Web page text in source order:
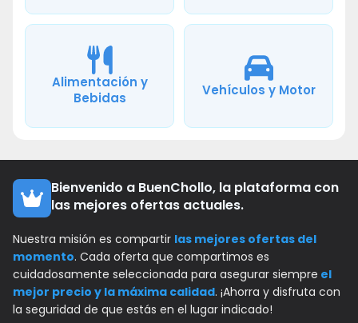
Alimentación y
Bebidas
Vehículos y Motor
Bienvenido a BuenChollo, la plataforma con
las mejores ofertas actuales.
Nuestra misión es compartir las mejores ofertas del
momento. Cada oferta que compartimos es
cuidadosamente seleccionada para asegurar siempre el
mejor precio y la máxima calidad. ¡Ahorra y disfruta con
la seguridad de que estás en el lugar indicado!